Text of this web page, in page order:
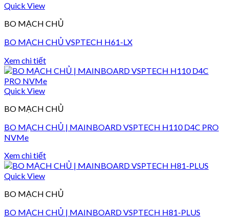
Quick View
BO MẠCH CHỦ
BO MẠCH CHỦ VSPTECH H61-LX
Xem chi tiết
Quick View
BO MẠCH CHỦ
BO MẠCH CHỦ | MAINBOARD VSPTECH H110 D4C PRO
NVMe
Xem chi tiết
Quick View
BO MẠCH CHỦ
BO MẠCH CHỦ | MAINBOARD VSPTECH H81-PLUS